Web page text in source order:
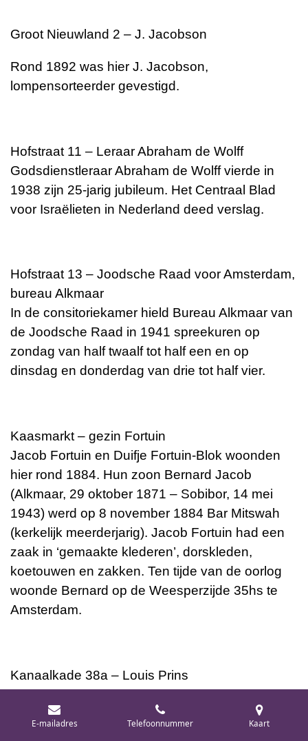
Groot Nieuwland 2 – J. Jacobson
Rond 1892 was hier J. Jacobson,
lompensorteerder gevestigd.
Hofstraat 11 – Leraar Abraham de Wolff
Godsdienstleraar Abraham de Wolff vierde in
1938 zijn 25-jarig jubileum. Het Centraal Blad
voor Israëlieten in Nederland deed verslag.
Hofstraat 13 – Joodsche Raad voor Amsterdam,
bureau Alkmaar
In de consitoriekamer hield Bureau Alkmaar van
de Joodsche Raad in 1941 spreekuren op
zondag van half twaalf tot half een en op
dinsdag en donderdag van drie tot half vier.
Kaasmarkt – gezin Fortuin
Jacob Fortuin en Duifje Fortuin-Blok woonden
hier rond 1884. Hun zoon Bernard Jacob
(Alkmaar, 29 oktober 1871 – Sobibor, 14 mei
1943) werd op 8 november 1884 Bar Mitswah
(kerkelijk meerderjarig). Jacob Fortuin had een
zaak in ‘gemaakte klederen’, dorskleden,
koetouwen en zakken. Ten tijde van de oorlog
woonde Bernard op de Weesperzijde 35hs te
Amsterdam.
Kanaalkade 38a – Louis Prins
Op 24 augustus 1895 werd Louis Prins
(Alkmaar, 15 augustus 1882 – Sobibor, 9 april
E-mailadres Telefoonnummer Kaart